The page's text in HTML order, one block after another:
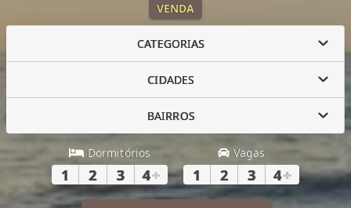
VENDA
CATEGORIAS
CIDADES
BAIRROS
Dormitórios
1 2 3 4+
Vagas
1 2 3 4+